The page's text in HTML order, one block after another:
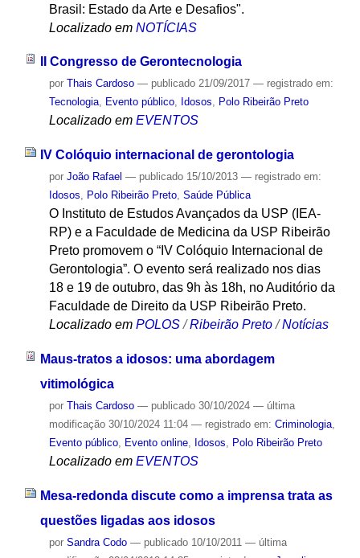
Brasil: Estado da Arte e Desafios".
Localizado em NOTÍCIAS
II Congresso de Gerontecnologia
por Thais Cardoso — publicado21/09/2017 — registrado em:
Tecnologia, Evento público, Idosos, Polo Ribeirão Preto
Localizado em EVENTOS
IV Colóquio internacional de gerontologia
por João Rafael — publicado15/10/2013 — registrado em:
Idosos, Polo Ribeirão Preto, Saúde Pública
O Instituto de Estudos Avançados da USP (IEA-
RP) e a Faculdade de Medicina da USP Ribeirão
Preto promovem o “IV Colóquio Internacional de
Gerontologia”. O evento será realizado nos dias
18 e 19 de outubro, das 9h às 18h, no Auditório da
Faculdade de Direito da USP Ribeirão Preto.
Localizado em POLOS /Ribeirão Preto /Notícias
Maus-tratos a idosos: uma abordagem
vitimológica
por Thais Cardoso — publicado30/10/2024 — última
modificação30/10/2024 11:04 — registrado em: Criminologia,
Evento público, Evento online, Idosos Polo Ribeirão Preto
Localizado em EVENTOS
Mesa-redonda discute como a imprensa trata as
questões ligadas aos idosos
por Sandra Codo — publicado10/10/2011 — última